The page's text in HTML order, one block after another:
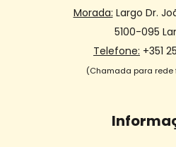
Morada: Largo Dr.
5100-095
Telefone: +351
(Chamada para rede